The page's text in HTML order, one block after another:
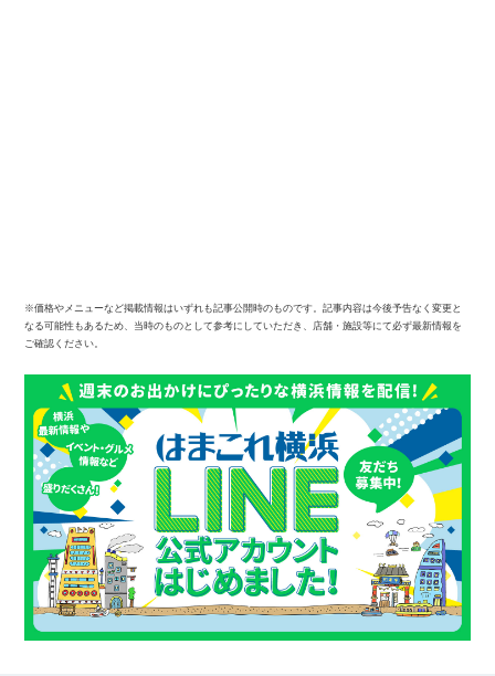
※価格やメニューなど掲載情報はいずれも記事公開時のものです。記事内容は今後予告なく変更と
なる可能性もあるため、当時のものとして参考にしていただき、店舗・施設等にて必ず最新情報を
ご確認ください。